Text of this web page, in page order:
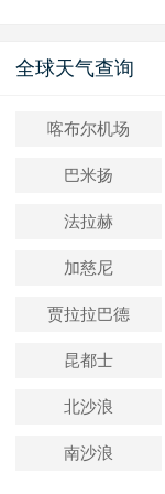
全球天气查询
喀布尔机场
巴米扬
法拉赫
加慈尼
贾拉拉巴德
昆都士
北沙浪
南沙浪